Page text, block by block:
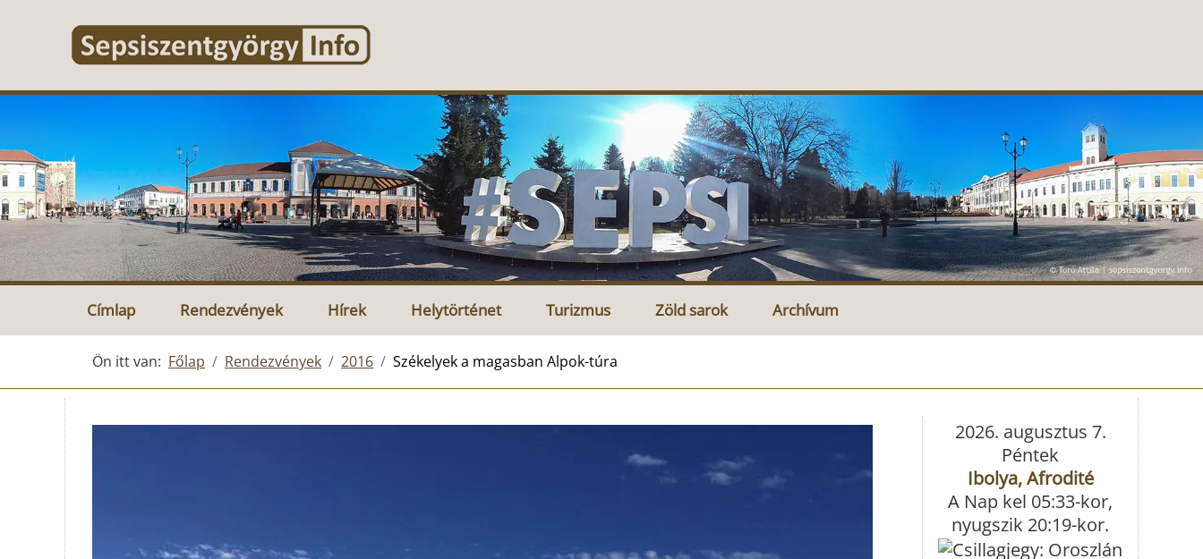
Címlap Rendezvények Hírek Helytörténet Turizmus Zöld sarok Archívum
Ön itt van: Főlap Rendezvények 2016 Székelyek a magasban Alpok-túra
2026. augusztus 7.
Péntek
Ibolya, Afrodité
A Nap kel 05:33-kor,
nyugszik 20:19-kor.